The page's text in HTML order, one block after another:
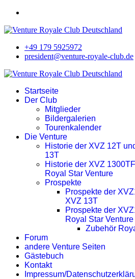
+49 179 5925972
president@venture-royale-club.de
Startseite
Der Club
Mitglieder
Bildergalerien
Tourenkalender
Die Venture
Historie der XVZ 12T
13T
Historie der XVZ 1300TF
Royal Star Venture
Prospekte
Prospekte der
XVZ 13T
Prospekte der
Royal Star Venture
Zubehör
Forum
andere Venture Seiten
Gästebuch
Kontakt
Impressum/